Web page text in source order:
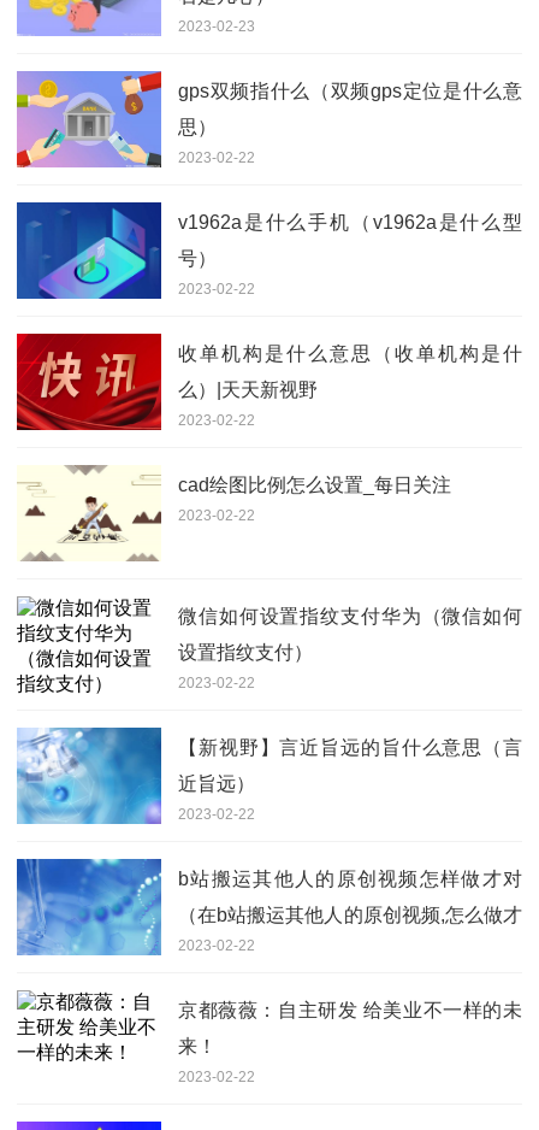
2023-02-23
gps双频指什么（双频gps定位是什么意
思）
2023-02-22
v1962a是什么手机（v1962a是什么型
号）
2023-02-22
收单机构是什么意思（收单机构是什
么）|天天新视野
2023-02-22
cad绘图比例怎么设置_每日关注
2023-02-22
微信如何设置指纹支付华为（微信如何
设置指纹支付）
2023-02-22
【新视野】言近旨远的旨什么意思（言
近旨远）
2023-02-22
b站搬运其他人的原创视频怎样做才对
（在b站搬运其他人的原创视频,怎么做才
对）_全球聚焦
2023-02-22
京都薇薇：自主研发 给美业不一样的未
来！
2023-02-22